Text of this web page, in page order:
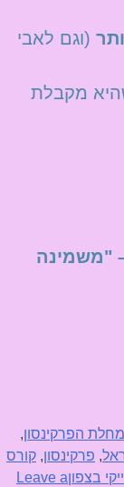
(וגם לאבי
מקבלת
"משמינה
מחלת הפרקינסון,
, פרקינסון, קורס
בצפוןLeave a